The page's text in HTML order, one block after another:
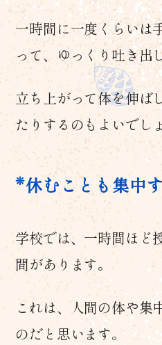
一時間に一度くらいは
って、ゆっくり吐き出
立ち上がって体を伸ば
たりするのもよいでし
休むことも集中
学校では、一時間ほど
間があります。
これは、人間の体や集
のだと思います。